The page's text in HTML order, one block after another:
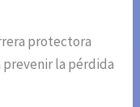
protectora
la pérdida